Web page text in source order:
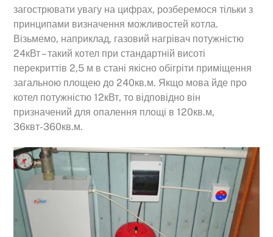
загострювати увагу на цифрах, розберемося тільки з
принципами визначення можливостей котла.
Візьмемо, наприклад, газовий нагрівач потужністю
24кВт – такий котел при стандартній висоті
перекриттів 2,5 м в стані якісно обігріти приміщення
загальною площею до 240кв.м. Якщо мова йде про
котел потужністю 12кВт, то відповідно він
призначений для опалення площі в 120кв.м,
36квт-360кв.м.